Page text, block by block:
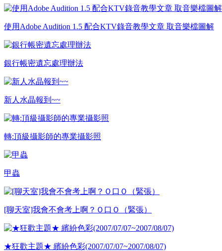
使用Adobe Audition 1.5 配合KTV錄音教學文章 取音樂檔圖解
銀行帳密遺忘處理辦法
新人水晶報到~~
轉:頂級攝影師的專業攝影照
甲蟲
[聊天室]我會不會考上啊？Ｏ口Ｏ（緊張）
★狂歡主題★ 繽紛色彩(2007/07/07~2007/08/07)